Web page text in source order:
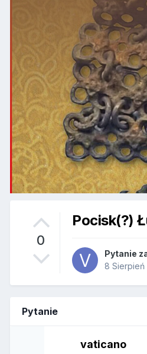
0
Pocisk(?)
Pytanie
8 Sierpień
Pytanie
vaticano